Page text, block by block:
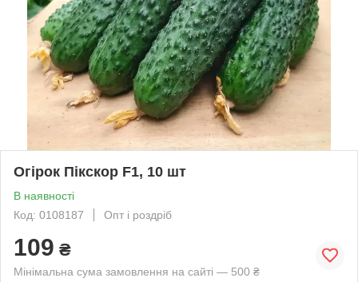
Огірок Пікскор F1, 10 шт
В наявності
Код: 0108187
Опт і роздріб
109 ₴
Мінімальна сума замовлення на сайті — 500 ₴